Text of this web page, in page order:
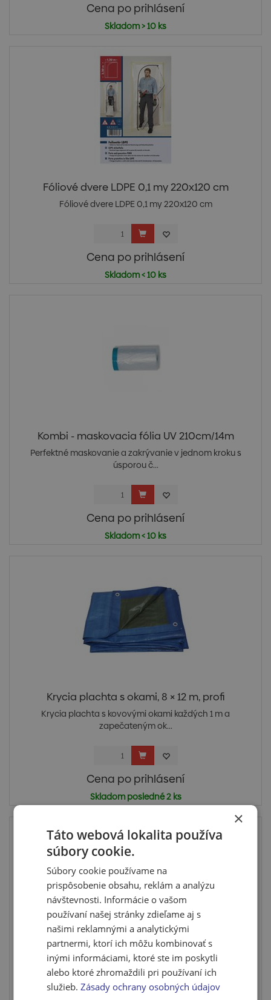
Cena po prihlásení
Skladom > 10 ks
Fóliové dvere LDPE 0,1 my 220x120 cm
Fóliové dvere LDPE 0,1 my 220x120 cm
Cena po prihlásení
Skladom < 10 ks
Kombi - maskovacia fólia UV 210cm/14m
Perfektné maskovanie a zakrývanie v jednom kroku s
úsporou č...
Cena po prihlásení
Skladom < 10 ks
Krycia plachta s okami, 8 × 12 m, profi
Krycia plachta s kovovými okami každých 1 m a
zapečateným ok...
Cena po prihlásení
Skladom posledné 2 ks
Maskovacia páska s elektrostaticky nabitou
fóliou ...
Maskovacia páska s elektrostaticky nabitou fóliou.
×
Táto webová lokalita používa
súbory cookie.
Súbory cookie používame na
prispôsobenie obsahu, reklám a analýzu
návštevnosti. Informácie o vašom
používaní našej stránky zdieľame aj s
našimi reklamnými a analytickými
partnermi, ktorí ich môžu kombinovať s
inými informáciami, ktoré ste im poskytli
alebo ktoré zhromaždili pri používaní ich
služieb.Zásady ochrany osobných údajov